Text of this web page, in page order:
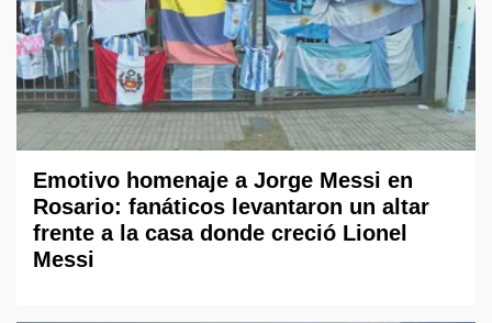
Emotivo homenaje a Jorge Messi en
Rosario: fanáticos levantaron un altar
frente a la casa donde creció Lionel
Messi